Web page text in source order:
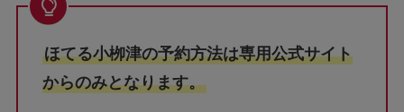
ほてる小栁津の予約方法は専用公式サイト
からのみとなります。